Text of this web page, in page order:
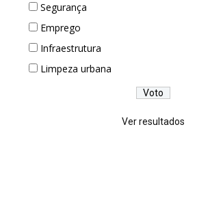
Segurança
Emprego
Infraestrutura
Limpeza urbana
Ver resultados